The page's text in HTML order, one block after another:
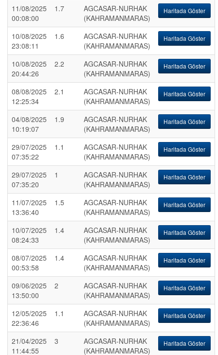
11/08/2025
00:08:00
1.7
AGCASAR-NURHAK
(KAHRAMANMARAS)
Haritada Göster
10/08/2025
23:08:11
1.6
AGCASAR-NURHAK
(KAHRAMANMARAS)
Haritada Göster
10/08/2025
20:44:26
2.2
AGCASAR-NURHAK
(KAHRAMANMARAS)
Haritada Göster
08/08/2025
12:25:34
2.1
AGCASAR-NURHAK
(KAHRAMANMARAS)
Haritada Göster
04/08/2025
10:19:07
1.9
AGCASAR-NURHAK
(KAHRAMANMARAS)
Haritada Göster
29/07/2025
07:35:22
1.1
AGCASAR-NURHAK
(KAHRAMANMARAS)
Haritada Göster
29/07/2025
07:35:20
1
AGCASAR-NURHAK
(KAHRAMANMARAS)
Haritada Göster
11/07/2025
13:36:40
1.5
AGCASAR-NURHAK
(KAHRAMANMARAS)
Haritada Göster
10/07/2025
08:24:33
1.4
AGCASAR-NURHAK
(KAHRAMANMARAS)
Haritada Göster
08/07/2025
00:53:58
1.4
AGCASAR-NURHAK
(KAHRAMANMARAS)
Haritada Göster
09/06/2025
13:50:00
2
AGCASAR-NURHAK
(KAHRAMANMARAS)
Haritada Göster
12/05/2025
22:36:46
1.1
AGCASAR-NURHAK
(KAHRAMANMARAS)
Haritada Göster
21/04/2025
11:44:55
3
AGCASAR-NURHAK
(KAHRAMANMARAS)
Haritada Göster